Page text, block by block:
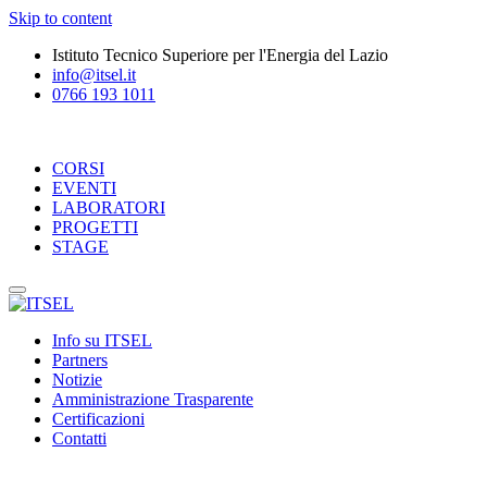
Skip to content
Istituto Tecnico Superiore per l'Energia del Lazio
info@itsel.it
0766 193 1011
CORSI
EVENTI
LABORATORI
PROGETTI
STAGE
Info su ITSEL
Partners
Notizie
Amministrazione Trasparente
Certificazioni
Contatti